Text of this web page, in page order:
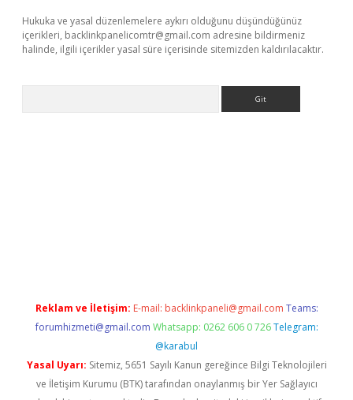
Hukuka ve yasal düzenlemelere aykırı olduğunu düşündüğünüz
içerikleri, backlinkpanelicomtr@gmail.com adresine bildirmeniz
halinde, ilgili içerikler yasal süre içerisinde sitemizden kaldırılacaktır.
Reklam ve İletişim: E-mail: backlinkpaneli@gmail.com Teams:
forumhizmeti@gmail.com Whatsapp: 0262 606 0 726 Telegram:
@karabul
Yasal Uyarı: Sitemiz, 5651 Sayılı Kanun gereğince Bilgi Teknolojileri
ve İletişim Kurumu (BTK) tarafından onaylanmış bir Yer Sağlayıcı